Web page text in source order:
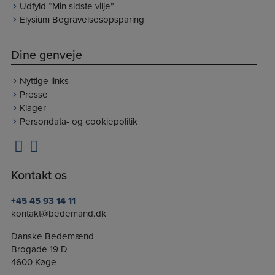
Udfyld “Min sidste vilje”
Elysium Begravelsesopsparing
Dine genveje
Nyttige links
Presse
Klager
Persondata- og cookiepolitik
Kontakt os
+45 45 93 14 11
kontakt@bedemand.dk
Danske Bedemænd
Brogade 19 D
4600 Køge